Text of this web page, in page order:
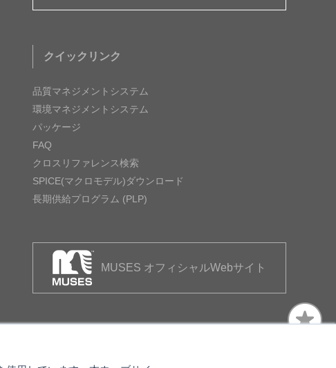
クイックリンク
品質マネジメントシステム
環境マネジメントシステム
パッケージ
FAQ
クロスリファレンス検索
SPICE(マクロモデル)ダウンロード
長期供給プログラム (PLP)
MUSES オフィシャルWebサイト